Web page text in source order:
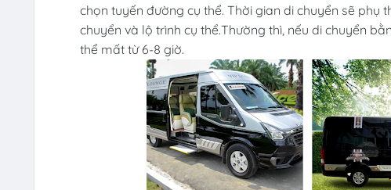
chọn tuyến đường cụ thể. Thời gian di chuyển sẽ phụ
chuyển và lộ trình cụ thể.Thường thì, nếu di chuyển
thể mất từ 6-8 giờ.